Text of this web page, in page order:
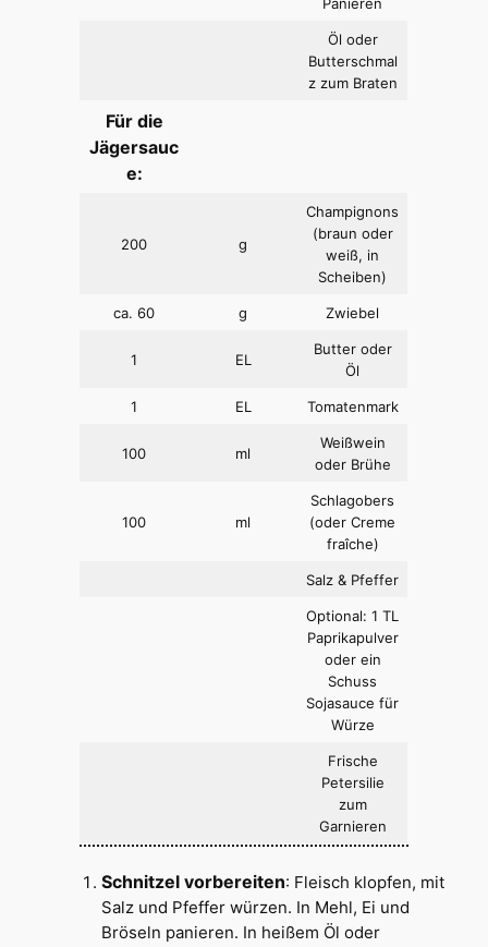
Öl oder
Butterschmal
z zum Braten
Für die
Jägersauc
e:
200 g
Champignons
(braun oder
weiß, in
Scheiben)
ca. 60 g Zwiebel
1 EL
Butter oder
Öl
1 EL Tomatenmark
100 ml
Weißwein
oder Brühe
100 ml
Schlagobers
(oder Creme
fraîche)
Salz & Pfeffer
Optional: 1 TL
Paprikapulver
oder ein
Schuss
Sojasauce für
Würze
Frische
Petersilie
zum
Garnieren
Schnitzel vorbereiten: Fleisch klopfen, mit
Salz und Pfeffer würzen. In Mehl, Ei und
Bröseln panieren. In heißem Öl oder